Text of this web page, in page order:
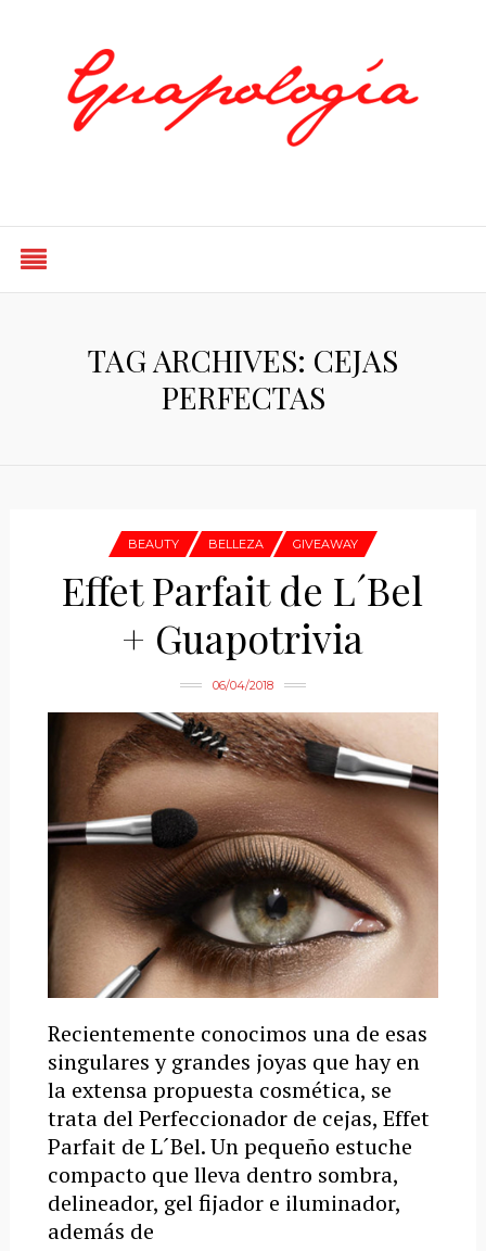
TAG ARCHIVES: CEJAS
PERFECTAS
BEAUTY BELLEZA GIVEAWAY
Effet Parfait de L´Bel
+ Guapotrivia
06/04/2018
Recientemente conocimos una de esas
singulares y grandes joyas que hay en
la extensa propuesta cosmética, se
trata del Perfeccionador de cejas, Effet
Parfait de L´Bel. Un pequeño estuche
compacto que lleva dentro sombra,
delineador, gel fijador e iluminador,
además de